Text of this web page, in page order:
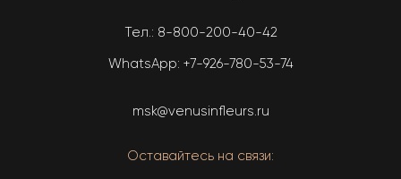
Тел.: 8-800-200-40-42
WhatsApp: +7-926-780-53-74
msk@venusinfleurs.ru
Оставайтесь на связи: